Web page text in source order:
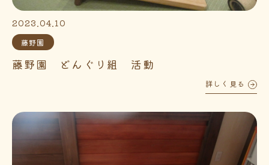
2023.04.10
藤野園
藤野園 どんぐり組 活動
詳しく見る